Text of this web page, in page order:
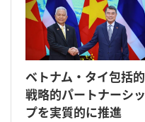
ベトナム・タイ包括的
戦略的パートナーシッ
プを実質的に推進